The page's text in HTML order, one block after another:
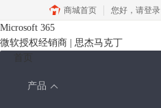
商城首页 您好， 请登录
Microsoft 365
微软授权经销商 | 思杰马克丁
产品